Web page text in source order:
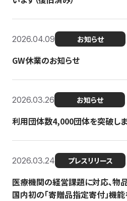
2026.04.09 お知らせ
GW休業のお知らせ
2026.03.26 お知らせ
利用団体数4,000団体を突破しま
2026.03.24 プレスリリース
医療機関の経営課題に対応、物
国内初の「寄贈品指定寄付」機能